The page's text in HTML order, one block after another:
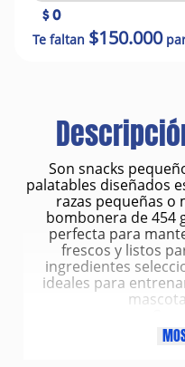
$ 0
Te faltan $150.000
Son snacks
palatables diseñados
razas pequeñas o
bombonera de 454
perfecta para
frescos y listos
ingredientes
ideales para
Galletas de tamaño
razas pequeñas o